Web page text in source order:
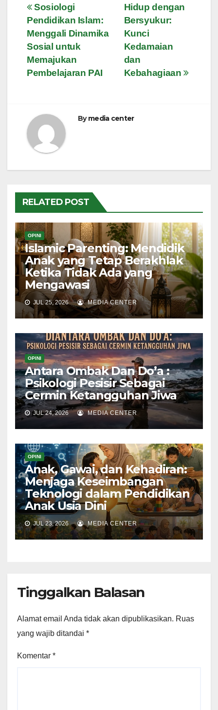
Navigasi
pos
Hidup dengan
Bersyukur:
Kunci
Kedamaian
dan
Kebahagiaan
Sosiologi
Pendidikan Islam:
Menggali Dinamika
Sosial untuk
Memajukan
Pembelajaran PAI
Bymedia center
RELATED POST
OPINI
Islamic Parenting: Mendidik
Anak yang Tetap Berakhlak
Ketika Tidak Ada yang
Mengawasi
JUL 25, 2026 MEDIA CENTER
OPINI
Antara Ombak Dan Do’a :
Psikologi Pesisir Sebagai
Cermin Ketangguhan Jiwa
JUL 24, 2026 MEDIA CENTER
OPINI
Anak, Gawai, dan Kehadiran:
Menjaga Keseimbangan
Teknologi dalam Pendidikan
Anak Usia Dini
JUL 23, 2026 MEDIA CENTER
Tinggalkan Balasan
Alamat email Anda tidak akan dipublikasikan. Ruas
yang wajib ditandai *
Komentar *